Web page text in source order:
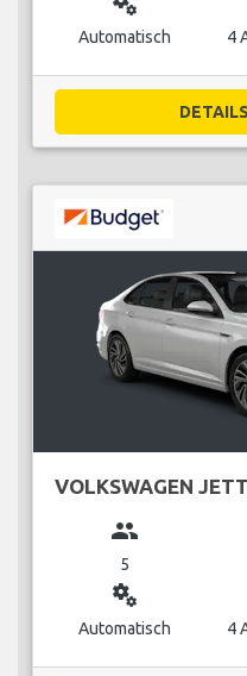
Automatisch 4
VOLKSWAGEN
group
5
miscellaneous_services
Automatisch 4